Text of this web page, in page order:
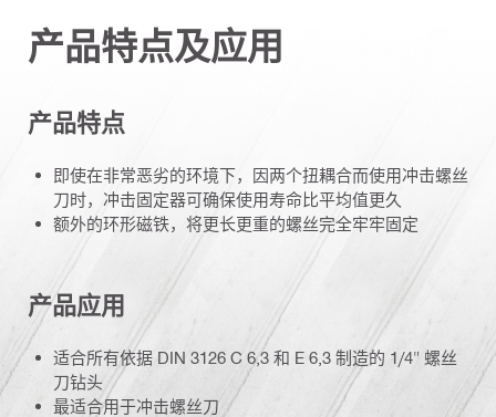
产品特点及应用
产品特点
即使在非常恶劣的环境下，因两个扭耦合而使用冲击螺丝
刀时，冲击固定器可确保使用寿命比平均值更久
额外的环形磁铁，将更长更重的螺丝完全牢牢固定
产品应用
适合所有依据 DIN 3126 C 6,3 和 E 6,3 制造的 1/4" 螺丝
刀钻头
最适合用于冲击螺丝刀